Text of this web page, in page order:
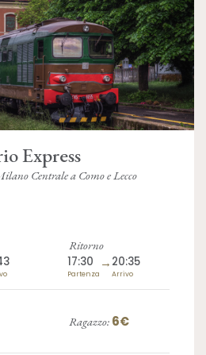
Express
Centrale a Como e Lecco
Ritorno
17:30
Partenza
→ 20:35
Arrivo
Ragazzo: 6€